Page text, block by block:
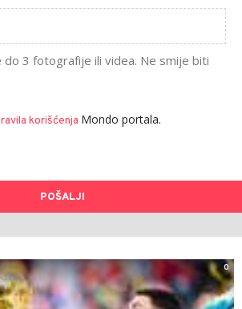
do 3 fotografije ili videa. Ne smije biti
korišćenja Mondo portala.
POŠALJI
0